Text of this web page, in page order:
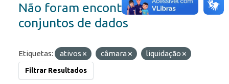
Não foram encontrados
conjuntos de dados
Etiquetas: ativos câmara liquidação
Filtrar Resultados